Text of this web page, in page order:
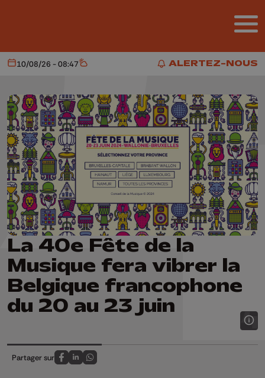
ALERTEZ-NOUS
ALERTEZ-NOUS
Aujourd'hui
10/08/26 - 08:47 Météo
La 40e Fête de la
Musique fera vibrer la
Belgique francophone
du 20 au 23 juin
Partager sur
Partagez sur FaceBook
Partagez sur LinkedIn
Partagez sur Whatsapp